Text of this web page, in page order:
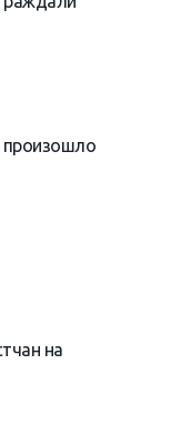
произошло
на